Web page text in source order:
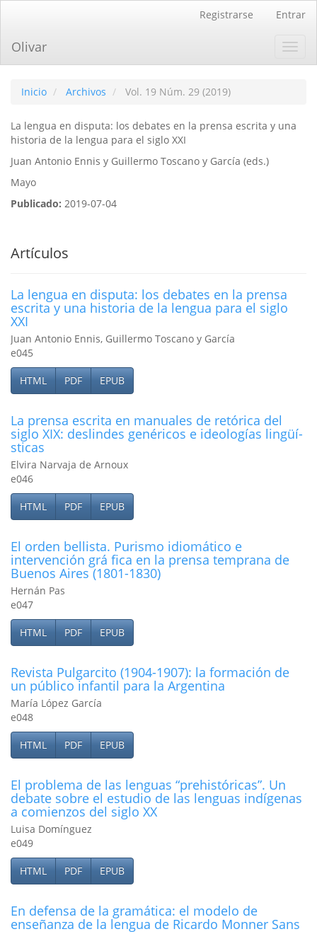
principal
Barra
Registrarse Entrar
Olivar
Inicio Archivos Vol. 19 Núm. 29 (2019)
La lengua en disputa: los debates en la prensa escrita y una
historia de la lengua para el siglo XXI
Juan Antonio Ennis y Guillermo Toscano y Garcí­a (eds.)
Mayo
Publicado: 2019-07-04
Artículos
La lengua en disputa: los debates en la prensa
escrita y una historia de la lengua para el siglo
XXI
Juan Antonio Ennis, Guillermo Toscano y García
e045
HTML PDF EPUB
La prensa escrita en manuales de retórica del
siglo XIX: deslindes genéricos e ideologí­as lingüí­
sticas
Elvira Narvaja de Arnoux
e046
HTML PDF EPUB
El orden bellista. Purismo idiomático e
intervención grá ­fica en la prensa temprana de
Buenos Aires (1801-1830)
Hernán Pas
e047
HTML PDF EPUB
Revista Pulgarcito (1904-1907): la formación de
un público infantil para la Argentina
María López García
e048
HTML PDF EPUB
El problema de las lenguas “prehistóricas”. Un
debate sobre el estudio de las lenguas indí­genas
a comienzos del siglo XX
Luisa Domínguez
e049
HTML PDF EPUB
En defensa de la gramática: el modelo de
enseñanza de la lengua de Ricardo Monner Sans